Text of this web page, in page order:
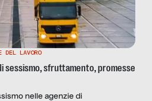
DEL LAVORO
sessismo, sfruttamento, promesse
nelle agenzie di